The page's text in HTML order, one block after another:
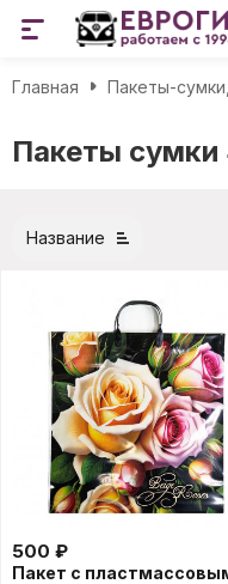
Главная Пакеты-
Пакеты
Название
500 ₽
Пакет с